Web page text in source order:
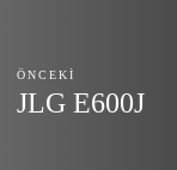
ÖNCEKI
JLG E600J